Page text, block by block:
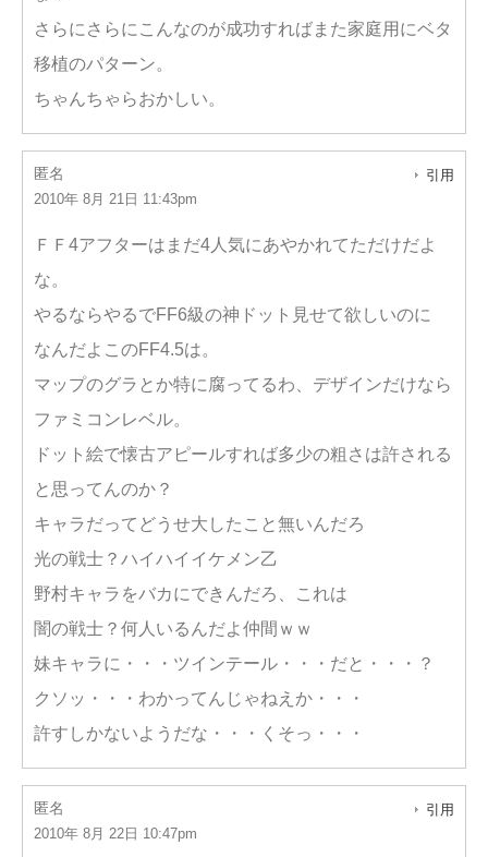
さらにさらにこんなのが成功すればまた家庭用にベタ
移植のパターン。
ちゃんちゃらおかしい。
匿名
2010年 8月 21日 11:43pm
引用
ＦＦ4アフターはまだ4人気にあやかれてただけだよ
な。
やるならやるでFF6級の神ドット見せて欲しいのに
なんだよこのFF4.5は。
マップのグラとか特に腐ってるわ、デザインだけなら
ファミコンレベル。
ドット絵で懐古アピールすれば多少の粗さは許される
と思ってんのか？
キャラだってどうせ大したこと無いんだろ
光の戦士？ハイハイイケメン乙
野村キャラをバカにできんだろ、これは
闇の戦士？何人いるんだよ仲間ｗｗ
妹キャラに・・・ツインテール・・・だと・・・？
クソッ・・・わかってんじゃねえか・・・
許すしかないようだな・・・くそっ・・・
匿名
2010年 8月 22日 10:47pm
引用